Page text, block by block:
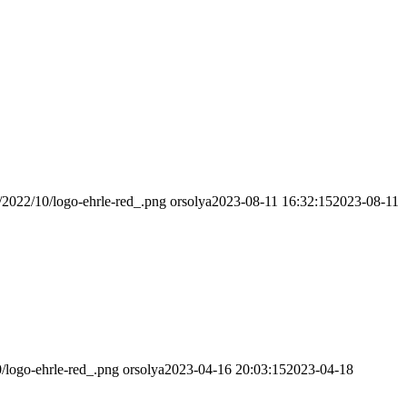
10/logo-ehrle-red_.png orsolya2023-08-11 16:32:152023-08-11
logo-ehrle-red_.png orsolya2023-04-16 20:03:152023-04-18